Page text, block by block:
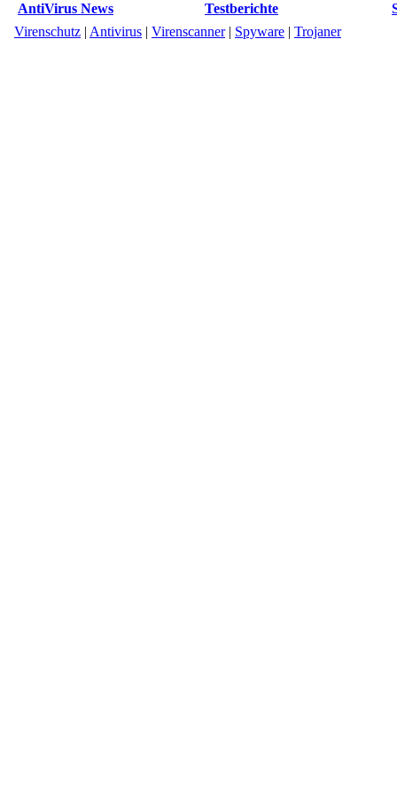
AntiVirus News Testberichte
Virenschutz | Antivirus | Virenscanner| Spyware | Trojaner